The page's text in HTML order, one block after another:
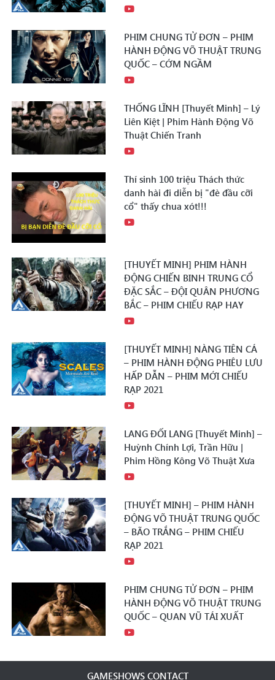
PHIM CHUNG TỬ ĐƠN – PHIM
HÀNH ĐỘNG VÕ THUẬT TRUNG
QUỐC – CỚM NGẦM
THỐNG LĨNH [Thuyết Minh] – Lý
Liên Kiệt | Phim Hành Động Võ
Thuật Chiến Tranh
Thí sinh 100 triệu Thách thức
danh hài đi diễn bị "đè đầu cỡi
cổ" thấy chua xót!!!
[THUYẾT MINH] PHIM HÀNH
ĐỘNG CHIẾN BINH TRUNG CỔ
ĐẶC SẮC – ĐỘI QUÂN PHƯƠNG
BẮC – PHIM CHIẾU RẠP HAY
[THUYẾT MINH] NÀNG TIÊN CÁ
– PHIM HÀNH ĐỘNG PHIÊU LƯU
HẤP DẪN – PHIM MỚI CHIẾU
RẠP 2021
LANG ĐỐI LANG [Thuyết Minh] –
Huỳnh Chính Lợi, Trần Hữu |
Phim Hồng Kông Võ Thuật Xưa
[THUYẾT MINH] – PHIM HÀNH
ĐỘNG VÕ THUẬT TRUNG QUỐC
– BÃO TRẮNG – PHIM CHIẾU
RẠP 2021
PHIM CHUNG TỬ ĐƠN – PHIM
HÀNH ĐỘNG VÕ THUẬT TRUNG
QUỐC – QUAN VŨ TÁI XUẤT
GAMESHOWS CONTACT